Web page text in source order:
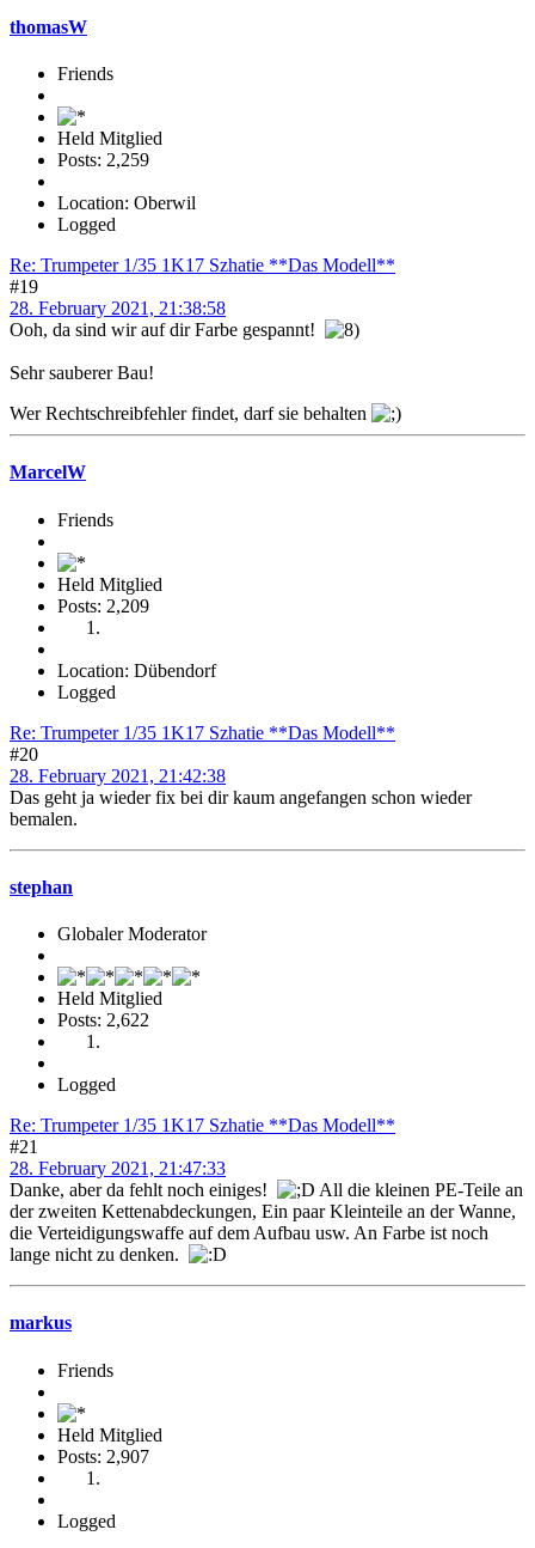
thomasW
Friends
Held Mitglied
Posts: 2,259
Location: Oberwil
Logged
Re: Trumpeter 1/35 1K17 Szhatie **Das Modell**
#19
28. February 2021, 21:38:58
Ooh, da sind wir auf dir Farbe gespannt!
Sehr sauberer Bau!
Wer Rechtschreibfehler findet, darf sie behalten
MarcelW
Friends
Held Mitglied
Posts: 2,209
Location: Dübendorf
Logged
Re: Trumpeter 1/35 1K17 Szhatie **Das Modell**
#20
28. February 2021, 21:42:38
Das geht ja wieder fix bei dir kaum angefangen schon wieder
bemalen.
stephan
Globaler Moderator
Held Mitglied
Posts: 2,622
Logged
Re: Trumpeter 1/35 1K17 Szhatie **Das Modell**
#21
28. February 2021, 21:47:33
Danke, aber da fehlt noch einiges!
All die kleinen PE-Teile an
der zweiten Kettenabdeckungen, Ein paar Kleinteile an der Wanne,
die Verteidigungswaffe auf dem Aufbau usw. An Farbe ist noch
lange nicht zu denken.
markus
Friends
Held Mitglied
Posts: 2,907
Logged